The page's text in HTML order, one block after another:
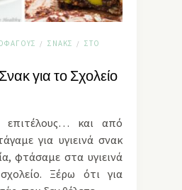
/ ΣΝΑΚΣ /
ΣΤΟ
για το Σχολείο
επιτέλους… και από
για υγιεινά σνακ
φτάσαμε στα υγιεινά
Ξέρω ότι για